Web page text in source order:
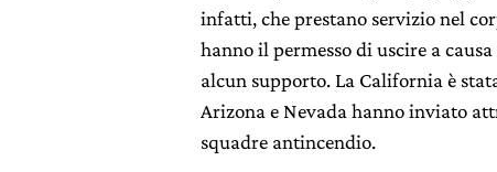
infatti, che prestano servizio nel
hanno il permesso di uscire a
alcun supporto. La California è
Arizona e Nevada hanno inviato
squadre antincendio.